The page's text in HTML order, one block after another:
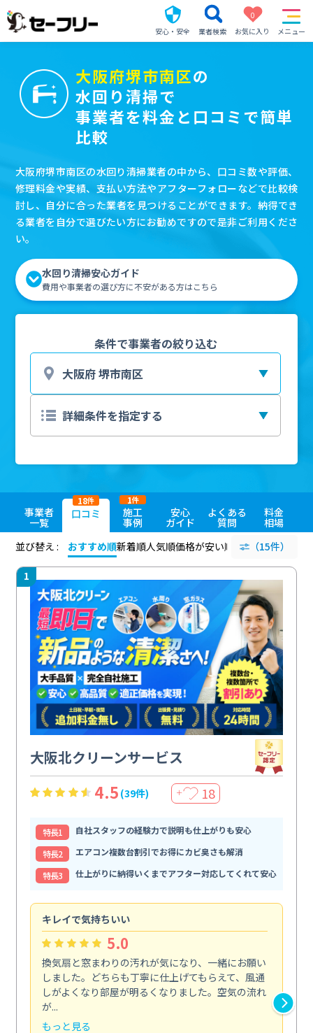
安心・安全 業者検索
0
お気に入り
メニュー
大阪府堺市南区の
水回り清掃で
事業者を料金と口コミで簡単
比較
大阪府堺市南区の水回り清掃業者の中から、口コミ数や評価、
修理料金や実績、支払い方法やアフターフォローなどで比較検
討し、自分に合った業者を見つけることができます。納得でき
る業者を自分で選びたい方にお勧めですので是非ご利用くださ
い。
水回り清掃安心ガイド
費用や事業者の選び方に不安がある方はこちら
条件で事業者の絞り込む
事業者
一覧
口コミ
18件
施工
事例
1件
安心
ガイド
よくある
質問
料金
相場
並び替え :
おすすめ順新着順人気順価格が安い順 評価が高い順
（15件）
1
大阪北クリーンサービス
4.5 (39件) ＋ 18
特⻑1
自社スタッフの経験力で説明も仕上がりも安心
特⻑2
エアコン複数台割引でお得にカビ臭さも解消
特⻑3
仕上がりに納得いくまでアフター対応してくれて安心
キレイで気持ちいい
5.0
換気扇と窓まわりの汚れが気になり、一緒にお願い
しました。どちらも丁寧に仕上げてもらえて、風通
しがよくなり部屋が明るくなりました。空気の流れ
が...
もっと見る